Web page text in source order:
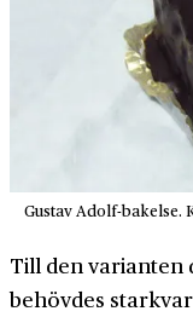
Gustav Adolf-bakelse.
Till den varianten
behövdes